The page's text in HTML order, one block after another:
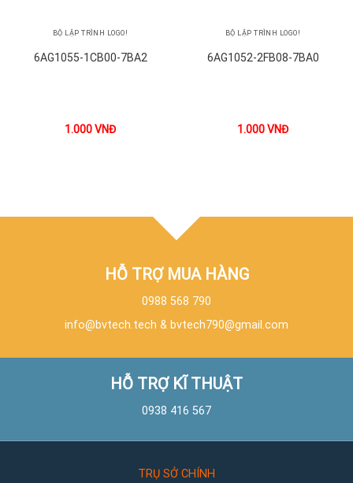
BỘ LẬP TRÌNH LOGO!
6AG1055-1CB00-7BA2
1.000VNĐ
BỘ LẬP TRÌNH LOGO!
6AG1052-2FB08-7BA0
1.000VNĐ
HỖ TRỢ MUA HÀNG
0988 568 790
info@bvtech.tech & bvtech790@gmail.com
HỖ TRỢ KĨ THUẬT
0938 416 567
TRỤ SỞ CHÍNH